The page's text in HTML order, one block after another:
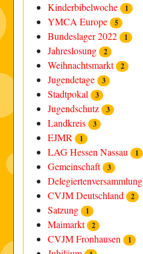
Kinderbibelwoche 1
YMCA Europe 5
Bundeslager 2022 1
Jahreslosung 2
Weihnachtsmarkt 2
Jugendetage 3
Stadtpokal 3
Jugendschutz 3
Landkreis 3
EJMR 1
LAG Hessen Nassau 1
Gemeinschaft 3
Delegiertenversammlung
CVJM Deutschland 2
Satzung 1
Maimarkt 2
CVJM Fronhausen 1